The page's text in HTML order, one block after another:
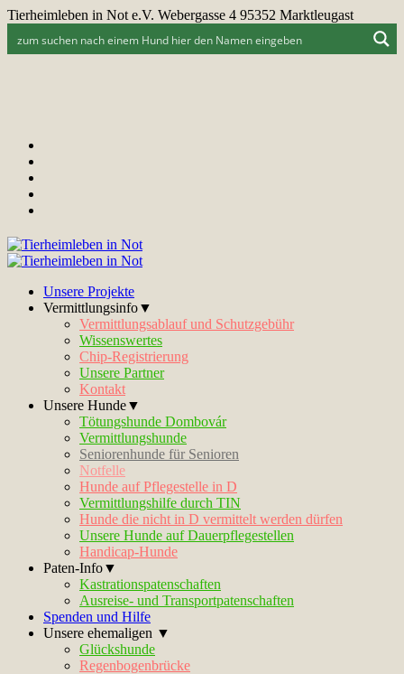
Tierheimleben in Not e.V. Webergasse 4 95352 Marktleugast
Unsere Projekte
Vermittlungsinfo▼
Vermittlungsablauf und Schutzgebühr
Wissenswertes
Chip-Registrierung
Unsere Partner
Kontakt
Unsere Hunde▼
Tötungshunde Dombovár
Vermittlungshunde
Seniorenhunde für Senioren
Notfelle
Hunde auf Pflegestelle in D
Vermittlungshilfe durch TIN
Hunde die nicht in D vermittelt werden dürfen
Unsere Hunde auf Dauerpflegestellen
Handicap-Hunde
Paten-Info▼
Kastrationspatenschaften
Ausreise- und Transportpatenschaften
Spenden und Hilfe
Unsere ehemaligen ▼
Glückshunde
Regenbogenbrücke